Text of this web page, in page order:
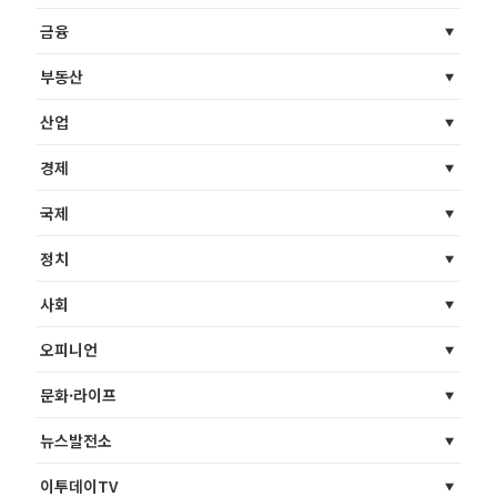
금융
부동산
산업
경제
국제
정치
사회
오피니언
문화·라이프
뉴스발전소
이투데이TV